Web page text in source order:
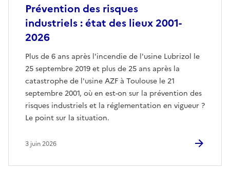
Prévention des risques
industriels : état des lieux 2001-
2026
Plus de 6 ans après l'incendie de l'usine Lubrizol le
25 septembre 2019 et plus de 25 ans après la
catastrophe de l'usine AZF à Toulouse le 21
septembre 2001, où en est-on sur la prévention des
risques industriels et la réglementation en vigueur ?
Le point sur la situation.
3 juin 2026